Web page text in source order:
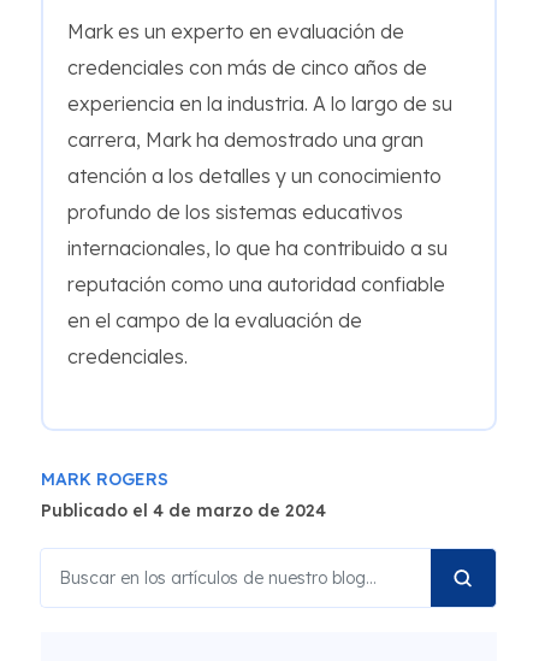
Mark es un experto en evaluación de
credenciales con más de cinco años de
experiencia en la industria. A lo largo de su
carrera, Mark ha demostrado una gran
atención a los detalles y un conocimiento
profundo de los sistemas educativos
internacionales, lo que ha contribuido a su
reputación como una autoridad confiable
en el campo de la evaluación de
credenciales.
MARK ROGERS
Publicado el 4 de marzo de 2024